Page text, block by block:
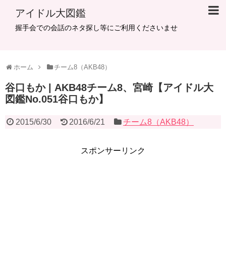
アイドル大図鑑
握手会での会話のネタ探し等にご利用くださいませ
ホーム チーム8（AKB48）
谷口もか | AKB48チーム8、宮崎【アイドル大
図鑑No.051谷口もか】
2015/6/30 2016/6/21 チーム8（AKB48）
スポンサーリンク